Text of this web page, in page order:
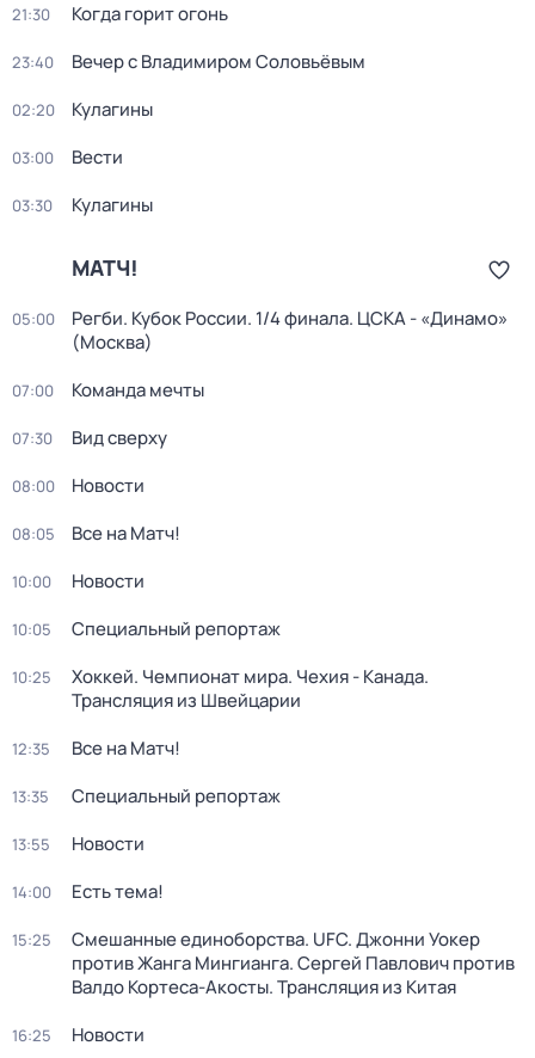
21:30 Когда горит огонь
23:40 Вечер с Владимиром Соловьёвым
02:20 Кулагины
03:00 Вести
03:30 Кулагины
МАТЧ!
05:00
Регби. Кубок России. 1/4 финала. ЦСКА - «Динамо»
(Москва)
07:00 Команда мечты
07:30 Вид сверху
08:00 Новости
08:05 Все на Матч!
10:00 Новости
10:05 Специальный репортаж
10:25
Хоккей. Чемпионат мира. Чехия - Канада.
Трансляция из Швейцарии
12:35 Все на Матч!
13:35 Специальный репортаж
13:55 Новости
14:00 Есть тема!
15:25
Смешанные единоборства. UFC. Джонни Уокер
против Жанга Мингианга. Сергей Павлович против
Валдо Кортеса-Акосты. Трансляция из Китая
16:25 Новости